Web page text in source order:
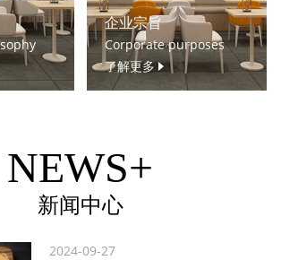
企业宗旨
Corporate purposes
了解更多
NEWS+
新闻中心
2024-09-27